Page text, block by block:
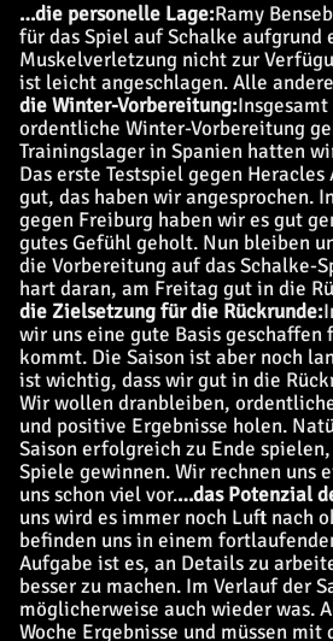
…die personelle Lage:Ramy
für das Spiel auf Schalke aufgrund
Muskelverletzung nicht zur
ist leicht angeschlagen. Alle
die Winter-Vorbereitung:
ordentliche Winter-Vorbereitung
Trainingslager in Spanien hatten
Das erste Testspiel gegen
gut, das haben wir angesprochen.
gegen Freiburg haben wir es gut
gutes Gefühl geholt. Nun bleiben
die Vorbereitung auf das Schalke-
hart daran, am Freitag gut in die
die Zielsetzung für die Rückrunde:
wir uns eine gute Basis
kommt. Die Saison ist aber noch
ist wichtig, dass wir gut in die
Wir wollen dranbleiben,
und positive Ergebnisse holen.
Saison erfolgreich zu Ende
Spiele gewinnen. Wir rechnen uns
uns schon viel vor.…das Potenzial
uns wird es immer noch Luft nach
befinden uns in einem
Aufgabe ist es, an Details zu
besser zu machen. Im Verlauf der
möglicherweise auch wieder was.
Woche Ergebnisse und müssen mit